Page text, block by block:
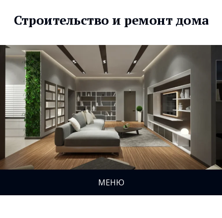
Строительство и ремонт дома
МЕНЮ